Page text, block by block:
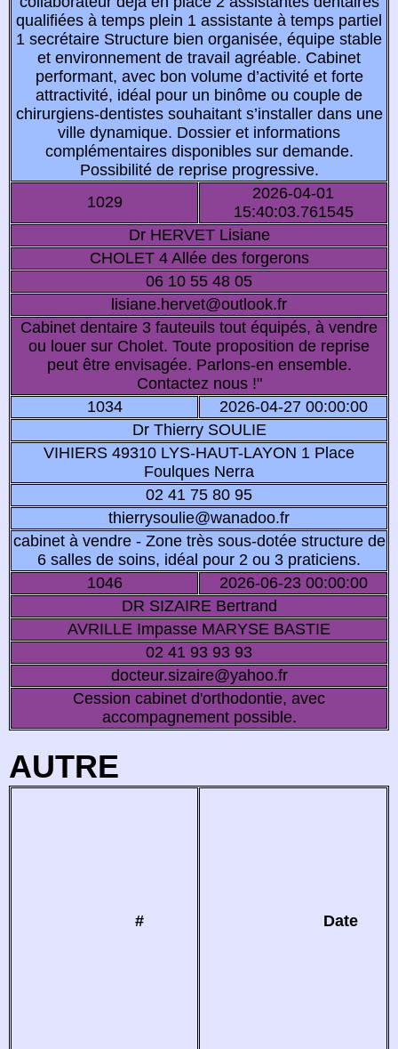
qualifiées à temps plein 1 assistante à temps partiel
1 secrétaire Structure bien organisée, équipe stable
et environnement de travail agréable. Cabinet
performant, avec bon volume d’activité et forte
attractivité, idéal pour un binôme ou couple de
chirurgiens-dentistes souhaitant s’installer dans une
ville dynamique. Dossier et informations
complémentaires disponibles sur demande.
Possibilité de reprise progressive.
1029
2026-04-01
15:40:03.761545
Dr HERVET Lisiane
CHOLET 4 Allée des forgerons
06 10 55 48 05
lisiane.hervet@outlook.fr
Cabinet dentaire 3 fauteuils tout équipés, à vendre
ou louer sur Cholet. Toute proposition de reprise
peut être envisagée. Parlons-en ensemble.
Contactez nous !"
1034
2026-04-27 00:00:00
Dr Thierry SOULIE
VIHIERS 49310 LYS-HAUT-LAYON 1 Place
Foulques Nerra
02 41 75 80 95
thierrysoulie@wanadoo.fr
cabinet à vendre - Zone très sous-dotée structure de
6 salles de soins, idéal pour 2 ou 3 praticiens.
1046
2026-06-23 00:00:00
DR SIZAIRE Bertrand
AVRILLE Impasse MARYSE BASTIE
02 41 93 93 93
docteur.sizaire@yahoo.fr
Cession cabinet d'orthodontie, avec
accompagnement possible.
AUTRE
# Date